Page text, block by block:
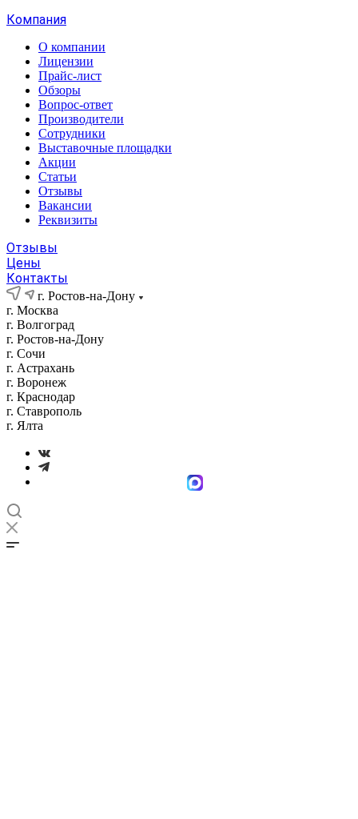
Компания
О компании
Лицензии
Прайс-лист
Обзоры
Вопрос-ответ
Производители
Сотрудники
Выставочные площадки
Акции
Статьи
Отзывы
Вакансии
Реквизиты
Отзывы
Цены
Контакты
г. Ростов-на-Дону
г. Москва
г. Волгоград
г. Ростов-на-Дону
г. Сочи
г. Астрахань
г. Воронеж
г. Краснодар
г. Ставрополь
г. Ялта